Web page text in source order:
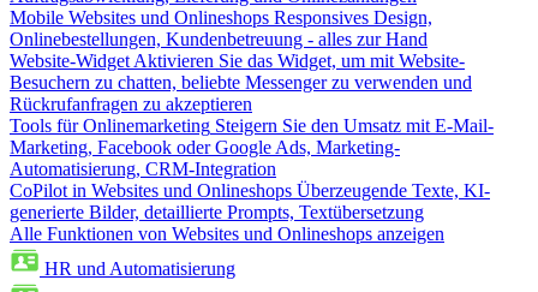
Mobile Websites und Onlineshops Responsives Design,
Onlinebestellungen, Kundenbetreuung - alles zur Hand
Website-Widget Aktivieren Sie das Widget, um mit Website-
Besuchern zu chatten, beliebte Messenger zu verwenden und
Rückrufanfragen zu akzeptieren
Tools für Onlinemarketing Steigern Sie den Umsatz mit E-Mail-
Marketing, Facebook oder Google Ads, Marketing-
Automatisierung, CRM-Integration
CoPilot in Websites und Onlineshops Überzeugende Texte, KI-
generierte Bilder, detaillierte Prompts, Textübersetzung
Alle Funktionen von Websites und Onlineshops anzeigen
HR und Automatisierung